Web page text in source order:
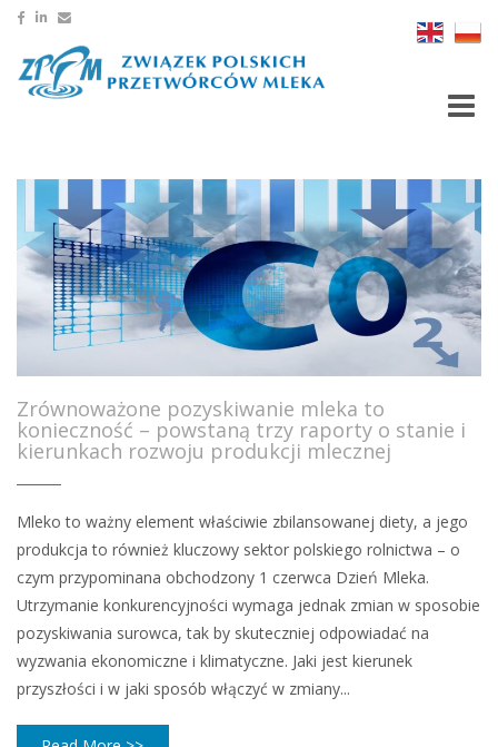
Zrównoważone pozyskiwanie mleka to
konieczność – powstaną trzy raporty o stanie i
kierunkach rozwoju produkcji mlecznej
Mleko to ważny element właściwie zbilansowanej diety, a jego
produkcja to również kluczowy sektor polskiego rolnictwa – o
czym przypominana obchodzony 1 czerwca Dzień Mleka.
Utrzymanie konkurencyjności wymaga jednak zmian w sposobie
pozyskiwania surowca, tak by skuteczniej odpowiadać na
wyzwania ekonomiczne i klimatyczne. Jaki jest kierunek
przyszłości i w jaki sposób włączyć w zmiany...